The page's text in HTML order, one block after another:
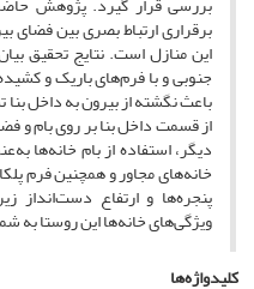
برقراری ارتباط بصری بین فضای
این منازل است. نتایج تحقیق
جنوبی و با فرم‌های باریک و
باعث نگشته از بیرون به داخل
از قسمت داخل بنا بر روی بام و
دیگر، استفاده از بام خانه‌ها
خانه‌های مجاور و همچنین فرم
پنجره‌ها و ارتفاع دست‌انداز
ویژگی‌های خانه‌ها این روستا به
کلیدواژه‌ها